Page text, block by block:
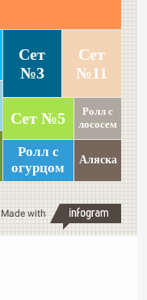
Сет
№3
Сет
№11
Сет №5
Ролл с
огурцом
Ролл с
лососем
Аляска
Made with